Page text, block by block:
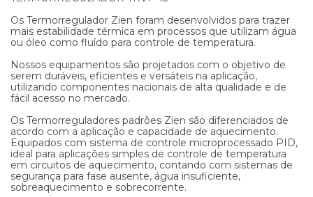
Os Termorregulador Zien foram desenvolvidos para trazer
mais estabilidade térmica em processos que utilizam água
ou óleo como fluído para controle de temperatura.
Nossos equipamentos são projetados com o objetivo de
serem duráveis, eficientes e versáteis na aplicação,
utilizando componentes nacionais de alta qualidade e de
fácil acesso no mercado.
Os Termorreguladores padrões Zien são diferenciados de
acordo com a aplicação e capacidade de aquecimento.
Equipados com sistema de controle microprocessado PID,
ideal para aplicações simples de controle de temperatura
em circuitos de aquecimento, contando com sistemas de
segurança para fase ausente, água insuficiente,
sobreaquecimento e sobrecorrente.